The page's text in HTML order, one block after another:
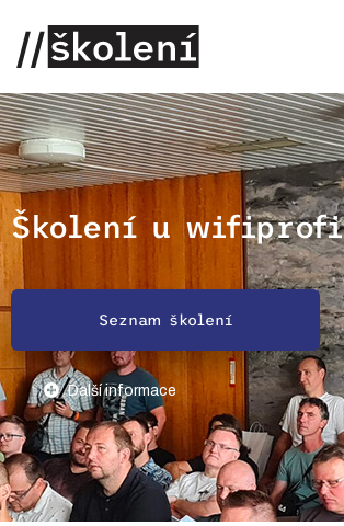
Školení u wifiprofi
Seznam školení
Další informace